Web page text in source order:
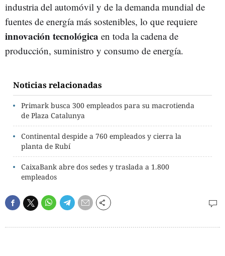
industria del automóvil y de la demanda mundial de
fuentes de energía más sostenibles, lo que requiere
innovación tecnológica en toda la cadena de
producción, suministro y consumo de energía.
Noticias relacionadas
Primark busca 300 empleados para su macrotienda
de Plaza Catalunya
Continental despide a 760 empleados y cierra la
planta de Rubí
CaixaBank abre dos sedes y traslada a 1.800
empleados